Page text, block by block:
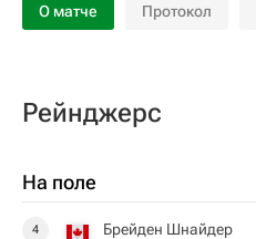
О матче Протокол
Рейнджерс
На поле
4 Брейден Шнайдер